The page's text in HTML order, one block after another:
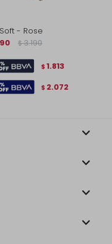
- Rose
$ 3.190
$ 1.813
$ 2.072